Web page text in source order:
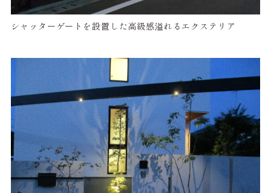
シャッターゲートを設置した高級感溢れるエクステリア